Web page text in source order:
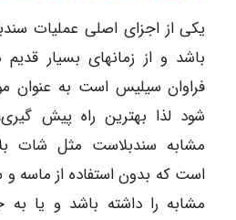
یکی از اجزای اصلی عملیات
باشد و از زمانهای بسیار
فراوان سیلیس است به عنوان
شود لذا بهترین راه پیش
مشابه سندبلاست مثل شات
است که بدون استفاده از ماسه و
مشابه را داشته باشد و یا به